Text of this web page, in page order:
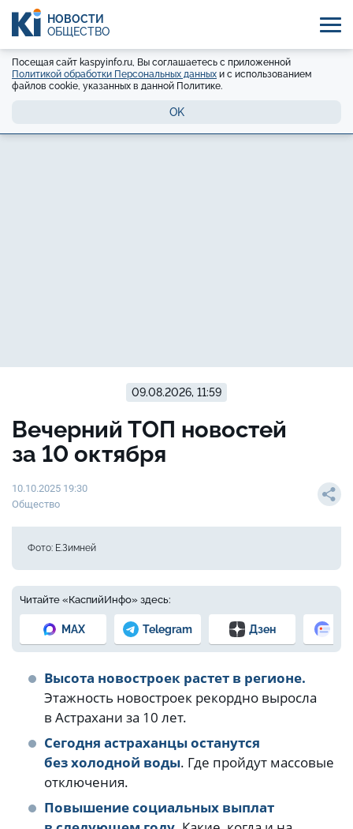
НОВОСТИ
ОБЩЕСТВО
Посещая сайт kaspyinfo.ru, Вы соглашаетесь с приложенной
Политикой обработки Персональных данных и с использованием
файлов cookie, указанных в данной Политике.
OK
09.08.2026, 11:59
Вечерний ТОП новостей
за 10 октября
10.10.2025 19:30
Общество
Фото: Е.Зимней
Читайте «КаспийИнфо» здесь:
MAX Telegram Дзен
Высота новостроек растет в регионе.
Этажность новостроек рекордно выросла
в Астрахани за 10 лет.
Сегодня астраханцы останутся
без холодной воды. Где пройдут массовые
отключения.
Повышение социальных выплат